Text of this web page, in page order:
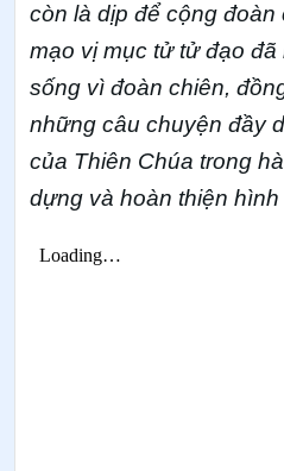
còn là dịp để cộng đoàn
mạo vị mục tử tử đạo
sống vì đoàn chiên,
những câu chuyện đầy
của Thiên Chúa trong
dựng và hoàn thiện hình